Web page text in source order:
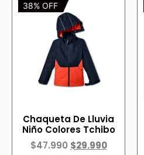
38% OFF
Chaqueta De Lluvia
Niño Colores Tchibo
$47.990 $29.990